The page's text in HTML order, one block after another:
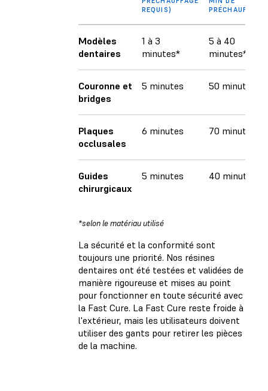
REQUIS)
Modèles
dentaires
1 à 3
minutes*
5 à 40
minutes*
Couronne et
bridges
5 minutes 50 minutes
Plaques
occlusales
6 minutes 70 minutes
Guides
chirurgicaux
5 minutes 40 minutes
*selon le matériau utilisé
La sécurité et la conformité sont
toujours une priorité. Nos résines
dentaires ont été testées et validées de
manière rigoureuse et mises au point
pour fonctionner en toute sécurité avec
la Fast Cure. La Fast Cure reste froide à
l'extérieur, mais les utilisateurs doivent
utiliser des gants pour retirer les pièces
de la machine.